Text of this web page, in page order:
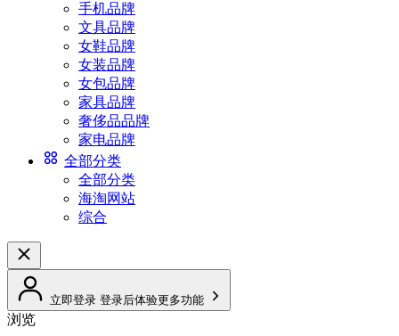
手机品牌
文具品牌
女鞋品牌
女装品牌
女包品牌
家具品牌
奢侈品品牌
家电品牌
全部分类
全部分类
海淘网站
综合
立即登录 登录后体验更多功能
浏览